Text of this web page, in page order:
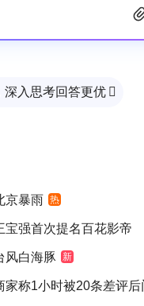
深入思考回答更优 
京暴雨 热
宝强首次提名百花影帝
风白海豚 新
家称1小时被20条差评后